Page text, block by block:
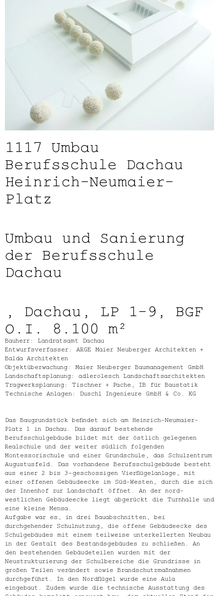
1117 Umbau
Berufsschule Dachau
Heinrich-Neumaier-
Platz
Umbau und Sanierung
der Berufsschule
Dachau
, Dachau, LP 1-9, BGF
O.I. 8.100 m²
Bauherr: Landratsamt Dachau
Entwurfsverfasser: ARGE Maier Neuberger Architekten +
Balda Architekten
Objektüberwachung: Maier Neuberger Baumanagement GmbH
Landschaftsplanung: adlerolesch Landschaftsarchitekten
Tragwerksplanung: Tischner + Pache, IB für Baustatik
Technische Anlagen: Duschl Ingenieure GmbH & Co. KG
Das Baugrundstück befindet sich am Heinrich-Neumaier-
Platz 1 in Dachau. Das darauf bestehende
Berufsschulgebäude bildet mit der östlich gelegenen
Realschule und der weiter südlich folgenden
Montessorischule und einer Grundschule, das Schulzentrum
Augustusfeld. Das vorhandene Berufsschulgebäude besteht
aus einer 2 bis 3-geschossigen Vierflügelanlage, mit
einer offenen Gebäudeecke im Süd-Westen, durch die sich
der Innenhof zur Landschaft öffnet. An der nord-
westlichen Gebäudeecke liegt abgerückt die Turnhalle und
eine kleine Mensa.
Aufgabe war es, in drei Bauabschnitten, bei
durchgehender Schulnutzung, die offene Gebäudeecke des
Schulgebäudes mit einem teilweise unterkellerten Neubau
in der Gestalt des Bestandsgebäudes zu schließen. An
den bestehenden Gebäudeteilen wurden mit der
Neustrukturierung der Schulbereiche die Grundrisse in
großen Teilen verändert sowie Brandschutzmaßnahmen
durchgeführt. In den Nordflügel wurde eine Aula
eingebaut. Zudem wurde die technische Ausstattung des